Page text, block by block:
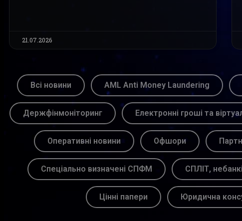
21.07.2026
Всі новини AML Anti Money Laundering
Держфінмоніторинг Електронні гроші та
Оперативні новини Офшори
Спеціально визначені СПФМ СПЛІТ,
Цінні папери Юридична